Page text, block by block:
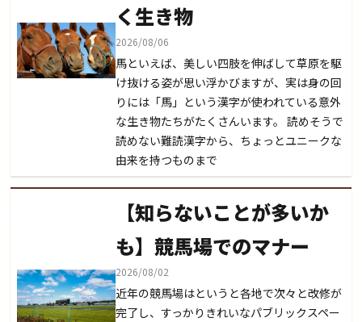
く生き物
2026/08/06
馬といえば、美しい四肢を伸ばして草原を駆
け抜ける姿が思い浮かびますが、実は身の回
りには「馬」という漢字が使われている意外
な生き物たちがたくさんいます。 読めそうで
読めない難読漢字から、ちょっとユニークな
由来を持つものまで
【知らないことが多いか
も】競馬場でのマナー
2026/08/02
近年の競馬場はというと各地で次々と改修が
完了し、すっかりきれいなパブリックスペー